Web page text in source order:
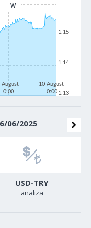
W
August
0:00
10 August
0:00 1.13
1.14
1.15
06/2025
USD-TRY
analiza